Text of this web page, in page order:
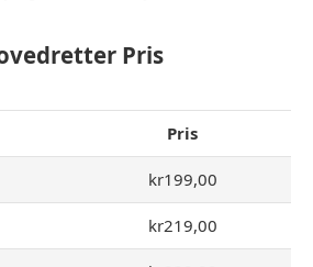
Pris
Pris
kr199,00
kr219,00